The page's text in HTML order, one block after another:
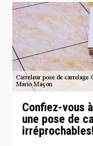
Confiez-vous
une pose de